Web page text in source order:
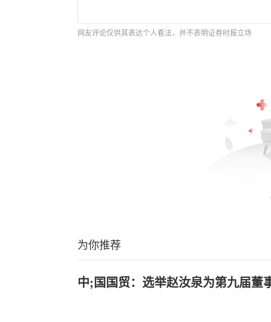
网友评论仅供其表达个人看法，并不表明证券时报立场
为你推荐
中;国国贸：选举赵汝泉为第九届董